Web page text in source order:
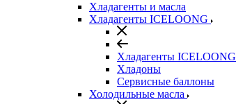
Хладагенты и масла
Хладагенты ICELOONG
Хладагенты ICELOONG
Хладоны
Сервисные баллоны
Холодильные масла